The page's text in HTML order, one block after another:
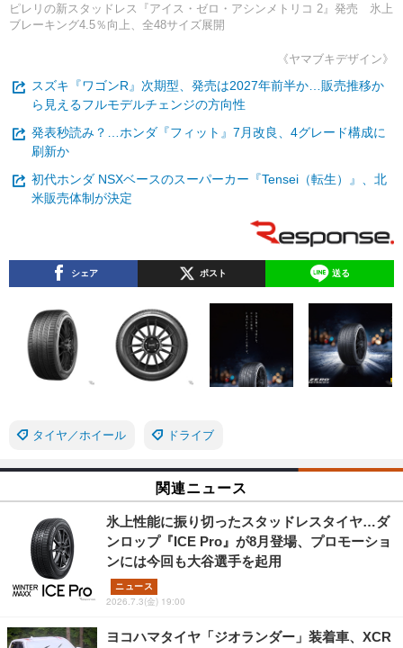
ピレリの新スタッドレス『アイス・ゼロ・アシンメトリコ 2』発売 氷上
ブレーキング4.5％向上、全48サイズ展開
《ヤマブキデザイン》
スズキ『ワゴンR』次期型、発売は2027年前半か…販売推移か
ら見えるフルモデルチェンジの方向性
発表秒読み？…ホンダ『フィット』7月改良、4グレード構成に
刷新か
初代ホンダ NSXベースのスーパーカー『Tensei（転生）』、北
米販売体制が決定
シェア ポスト 送る
タイヤ／ホイール ドライブ
関連ニュース
氷上性能に振り切ったスタッドレスタイヤ…ダ
ンロップ『ICE Pro』が8月登場、プロモーショ
ンには今回も大谷選手を起用
ニュース
2026.7.3(金) 19:00
ヨコハマタイヤ「ジオランダー」装着車、XCR